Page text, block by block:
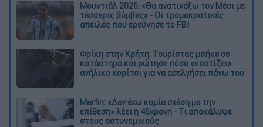
Μουντιάλ 2026: «Θα ανατινάξω τον Μέσι με
τέσσερις βόμβες» - Οι τρομοκρατικές
απειλές που ερεύνησε το FBI
Φρίκη στην Κρήτη: Τουρίστας μπήκε σε
κατάστημα και ρώτησε πόσο «κοστίζει»
ανήλικο κορίτσι για να ασελγήσει πάνω του
Marfin: «Δεν έχω καμία σχέση με την
επίθεση» λέει η 46χρονη - Τι αποκάλυψε
στους αστυνομικούς